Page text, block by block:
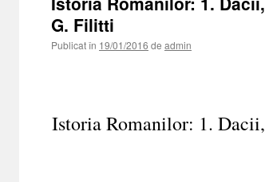
G. Filitti
Publicat în 19/01/2016 de admin
Istoria Romanilor: 1.